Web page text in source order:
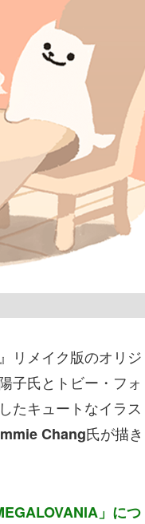
リメイク版のオリジ
子氏とトビー・フォ
たキュートなイラス
Chang氏が描き
」につ